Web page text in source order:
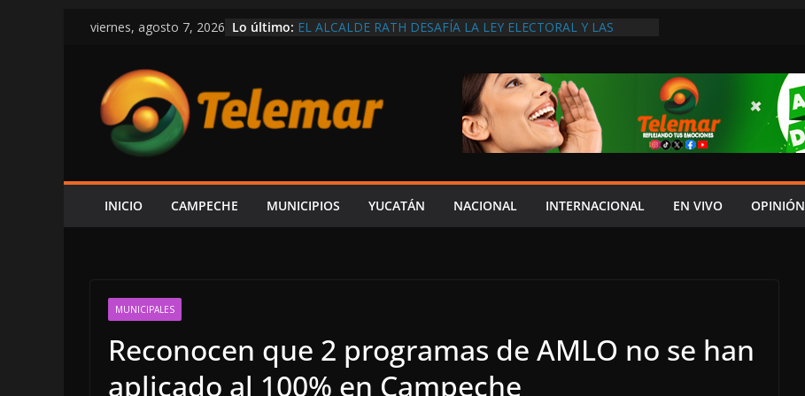
Saltar
contenido
viernes, agosto 7, 2026 Lo último: EL ALCALDE RATH DESAFÍA LA LEY ELECTORAL Y LAS
ESTÁ EN RETROCESO, CRECE LA INSEGURIDAD, NO HAY
OBRAS Y MEDIOS CRÍTICOS SON CENSURADOS
SE DERRUMBA EL MITO
DENUNCIAR ES PERDER EL TIEMPO”; INFRAESTRUCTURA
DE LA CFE ES OBSOLETA Y URGE MODERNIZARLA:
LAYDA SE PASEA EN MADRID… Y LA BUSCAN HASTA EN
POSTES Y BUZONES POSTALES POR CRISIS FINANCIERA EN
INICIO CAMPECHE MUNICIPIOS YUCATÁN NACIONAL INTERNACIONAL EN VIVO OPINIÓN
MUNICIPALES
Reconocen que 2 programas de AMLO no se han
aplicado al 100% en Campeche